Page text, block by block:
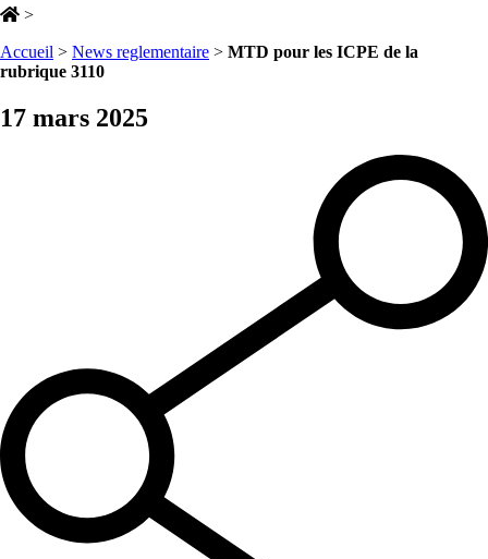
>
Accueil > News reglementaire > MTD pour les ICPE de la
rubrique 3110
17 mars 2025